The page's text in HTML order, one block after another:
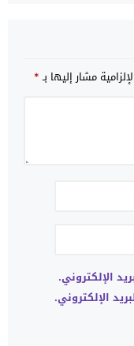
مشار إليها بـ*
الإلكتروني.
الإلكتروني.